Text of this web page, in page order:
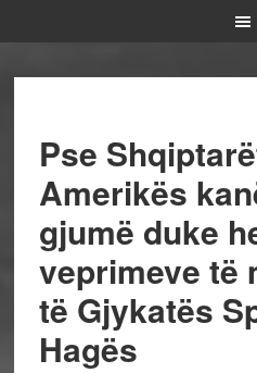
Pse
Amerikës
gjumë duke
veprimeve të
të Gjykatës
Hagës